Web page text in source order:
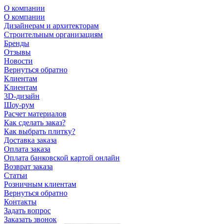
О компании
О компании
Дизайнерам и архитекторам
Строительным организациям
Бренды
Отзывы
Новости
Вернуться обратно
Клиентам
Клиентам
3D-дизайн
Шоу-рум
Расчет материалов
Как сделать заказ?
Как выбрать плитку?
Доставка заказа
Оплата заказа
Оплата банковской картой онлайн
Возврат заказа
Статьи
Розничным клиентам
Вернуться обратно
Контакты
Задать вопрос
Заказать звонок